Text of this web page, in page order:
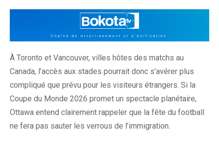
À Toronto et Vancouver, villes hôtes des matchs au
Canada, l’accès aux stades pourrait donc s’avérer plus
compliqué que prévu pour les visiteurs étrangers. Si la
Coupe du Monde 2026 promet un spectacle planétaire,
Ottawa entend clairement rappeler que la fête du football
ne fera pas sauter les verrous de l’immigration.